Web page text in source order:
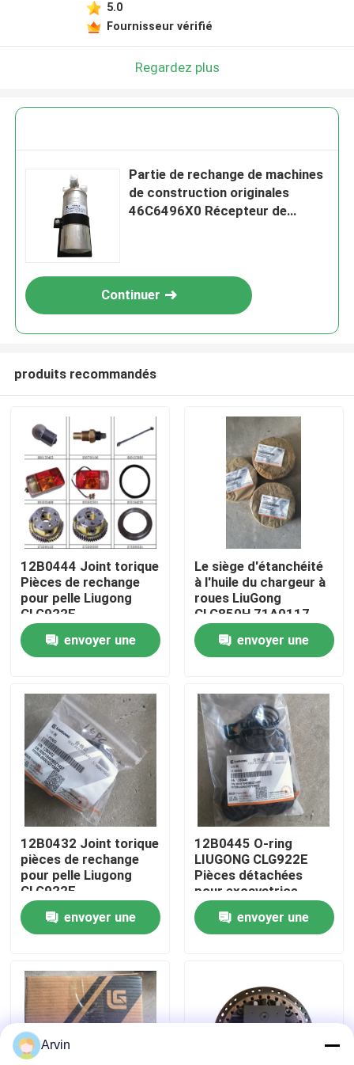
Aperçu
Produits
A propos de nous
Visite d'usine
Contrôle de la qualité
Contact
nouvelles
Pièces de rechange de Liugong
Pièces de rechange Cummins
5.0
Fournisseur vérifié
Regardez plus
Partie de rechange de machines
de construction originales
46C6496X0 Récepteur de
Continuer
produits recommandés
12B0444 Joint torique
Pièces de rechange
pour pelle Liugong
CLG922E
envoyer une
Le siège d'étanchéité
à l'huile du chargeur à
roues LiuGong
CLG850H 71A0117
envoyer une
12B0432 Joint torique
pièces de rechange
pour pelle Liugong
CLG922E
envoyer une
12B0445 O-ring
LIUGONG CLG922E
Pièces détachées
pour excavatrice
envoyer une
Arvin